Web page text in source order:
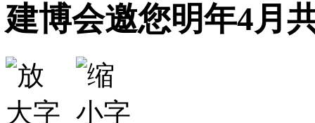
建博会邀您明年4月